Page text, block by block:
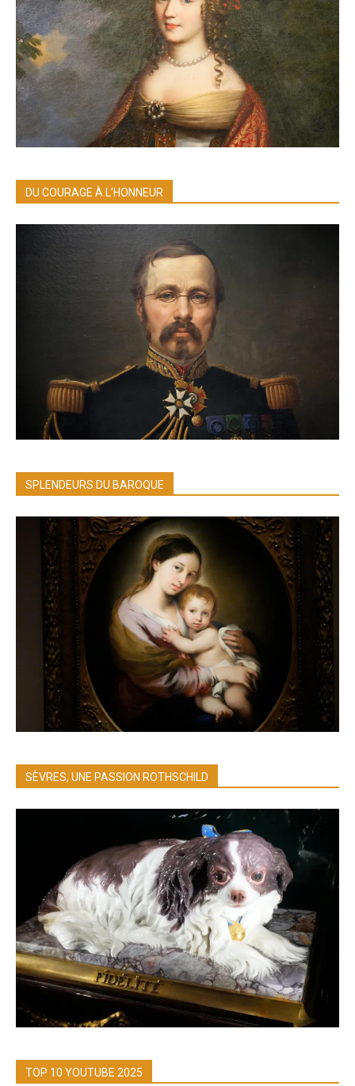
DU COURAGE À L’HONNEUR
SPLENDEURS DU BAROQUE
SÈVRES, UNE PASSION ROTHSCHILD
TOP 10 YOUTUBE 2025